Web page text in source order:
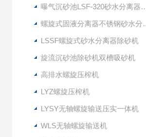
曝气沉砂池LSF-320砂水分离器技术说明
螺旋式固液分离器不锈钢砂水分离设备
LSSF螺旋式砂水分离器除砂机
旋流沉砂池除砂机双槽吸砂机
高排水螺旋压榨机
LYZ螺旋压榨机
LYSY无轴螺旋输送压实一体机
WLS无轴螺旋输送机